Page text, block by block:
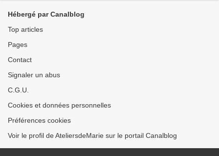
Hébergé par Canalblog
Top articles
Pages
Contact
Signaler un abus
C.G.U.
Cookies et données personnelles
Préférences cookies
Voir le profil de AteliersdeMarie sur le portail Canalblog